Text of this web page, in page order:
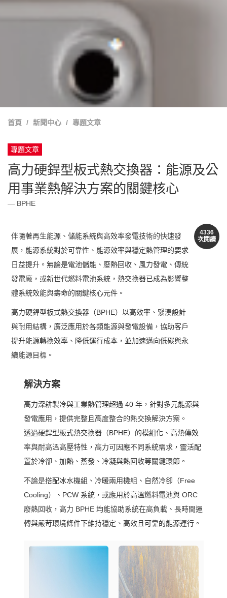
首頁 新聞中心 專題文章
專題文章
高力硬銲型板式熱交換器：能源及公
用事業熱解決方案的關鍵核心
BPHE
4336
次閱讀
伴隨著再生能源、儲能系統與高效率發電技術的快速發
展，能源系統對於可靠性、能源效率與穩定熱管理的要求
日益提升。無論是電池儲能、廢熱回收、風力發電、傳統
發電廠，或新世代燃料電池系統，熱交換器已成為影響整
體系統效能與壽命的關鍵核心元件。
高力硬銲型板式熱交換器（BPHE）以高效率、緊湊設計
與耐用結構，廣泛應用於各類能源與發電設備，協助客戶
提升能源轉換效率、降低運行成本，並加速邁向低碳與永
續能源目標。
解決方案
高力深耕製冷與工業熱管理超過 40 年，針對多元能源與
發電應用，提供完整且高度整合的熱交換解決方案。
透過硬銲型板式熱交換器（BPHE）的模組化、高熱傳效
率與耐高溫高壓特性，高力可因應不同系統需求，靈活配
置於冷卻、加熱、蒸發、冷凝與熱回收等關鍵環節。
不論是搭配冰水機組、冷暖兩用機組、自然冷卻（Free
Cooling）、PCW 系統，或應用於高溫燃料電池與 ORC
廢熱回收，高力 BPHE 均能協助系統在高負載、長時間運
轉與嚴苛環境條件下維持穩定、高效且可靠的能源運行。